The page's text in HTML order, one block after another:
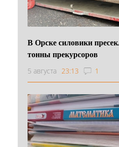
В Орске силовики
тонны прекурсоров
5 августа 23:13 1